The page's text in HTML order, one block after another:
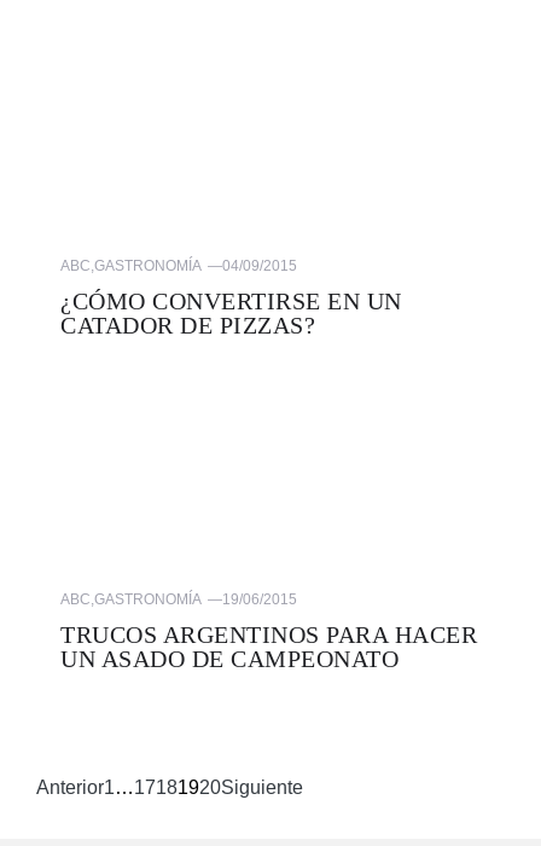
ABC,GASTRONOMÍA —04/09/2015
¿CÓMO CONVERTIRSE EN UN
CATADOR DE PIZZAS?
ABC GASTRONOMÍA —19/06/2015
TRUCOS ARGENTINOS PARA HACER
UN ASADO DE CAMPEONATO
Anterior1…17181920Siguiente